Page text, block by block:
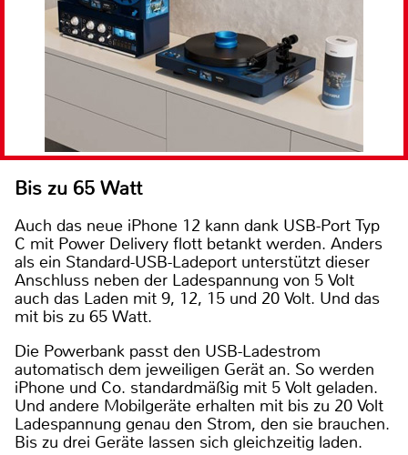
Bis zu 65 Watt
Auch das neue iPhone 12 kann dank USB-Port Typ
C mit Power Delivery flott betankt werden. Anders
als ein Standard-USB-Ladeport unterstützt dieser
Anschluss neben der Ladespannung von 5 Volt
auch das Laden mit 9, 12, 15 und 20 Volt. Und das
mit bis zu 65 Watt.
Die Powerbank passt den USB-Ladestrom
automatisch dem jeweiligen Gerät an. So werden
iPhone und Co. standardmäßig mit 5 Volt geladen.
Und andere Mobilgeräte erhalten mit bis zu 20 Volt
Ladespannung genau den Strom, den sie brauchen.
Bis zu drei Geräte lassen sich gleichzeitig laden.